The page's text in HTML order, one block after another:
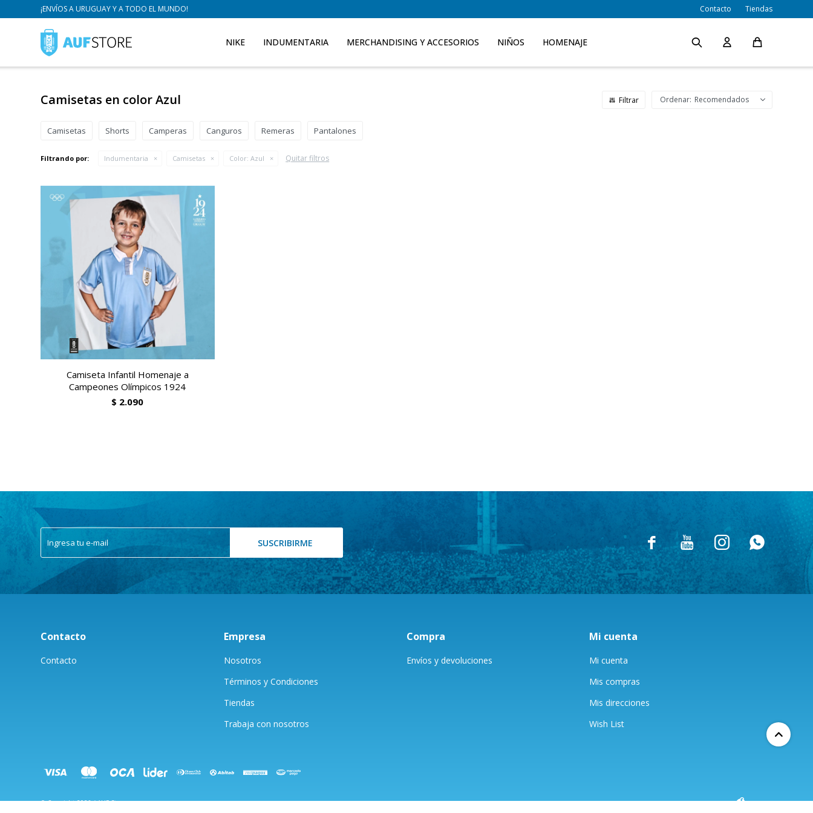
NIKE INDUMENTARIA MERCHANDISING Y ACCESORIOS NIÑOS HOMENAJE
¡ENVÍOS A URUGUAY Y A TODO EL MUNDO! Contacto Tiendas
Camisetas en color Azul Recomendados
Camisetas Shorts Camperas Canguros Remeras Pantalones
Filtrando por: Indumentaria Camisetas Color: Azul Quitar filtros
Camiseta Infantil Homenaje a
Campeones Olímpicos 1924
$ 2.090
SUSCRIBIRME    
Contacto
Contacto
Empresa
Nosotros
Términos y Condiciones
Tiendas
Trabaja con nosotros
Compra
Envíos y devoluciones
Mi cuenta
Mi cuenta
Mis compras
Mis direcciones
Wish List
© Copyright 2026 / AUF Store